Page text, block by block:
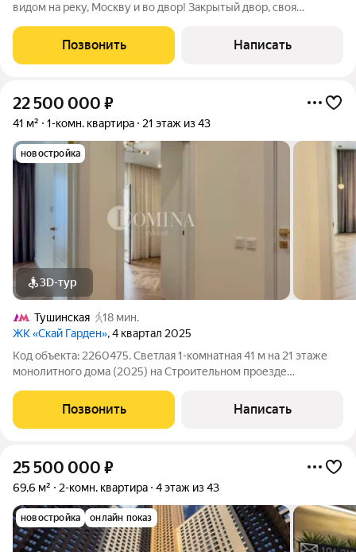
видом на реку, Москву и во двор! Зaкpытый двор, свoя
бизнес класса. Расположение комплекса: Sky Garden
расположен в районе
Позвонить Написать
22 500 000 ₽
41 м² 1-комн. квартира 21 этаж из 43
новостройка
3D-тур
Тушинская
18 мин.
ЖК «Скай Гарден», 4 квартал 2025
Код объекта: 2260475. Светлая 1-комнатная 41 м на 21 этаже
монолитного дома (2025) на Строительном проезде
квартире сразу можно заехать и жить. Первое впечатление
Высокий 21-й этаж дарит открытый
Позвонить Написать
25 500 000 ₽
69,6 м² 2-комн. квартира 4 этаж из 43
новостройка онлайн показ